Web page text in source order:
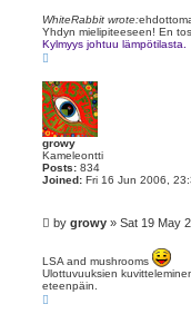
t
WhiteRabbit wrote:
Yhdyn mielipiteeseen! En
Kylmyys johtuu lämpötilasta.
p
growy
Kameleontti
Posts: 834
Joined: Fri 16 Jun 2006,
P
t
by growy » Sat 19 May
LSA and mushrooms
Ulottuvuuksien
eteenpäin.